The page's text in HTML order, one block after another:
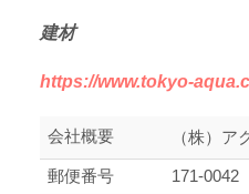
建材
https://www.tokyo-
会社概要 （株）ア
郵便番号 171-0042